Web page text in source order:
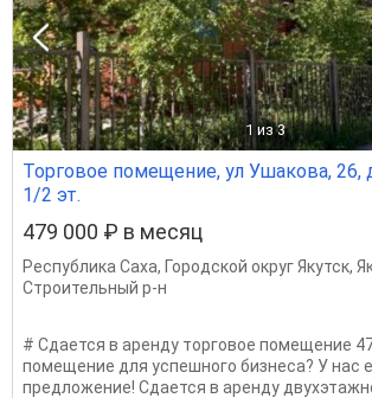
1 из 3
Торговое помещение, ул Ушакова, 26,
1/2 эт.
479 000 ₽ в месяц
Республика Саха, Городской округ Якутск,
Строительный р-н
# Сдается в аренду торговое помещение
помещение для успешного бизнеса? У нас
предложение! Сдается в аренду